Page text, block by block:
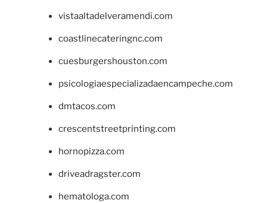
vistaaltadelveramendi.com
coastlinecateringnc.com
cuesburgershouston.com
psicologiaespecializadaencampeche.com
dmtacos.com
crescentstreetprinting.com
hornopizza.com
driveadragster.com
hematologa.com